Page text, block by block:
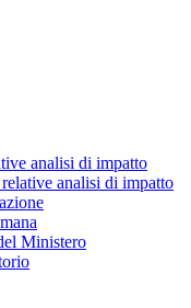
analisi di impatto
analisi di impatto
Ministero